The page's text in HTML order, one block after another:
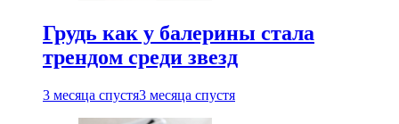
Грудь как у балерины стала
трендом среди звезд
3 месяца спустя3 месяца спустя